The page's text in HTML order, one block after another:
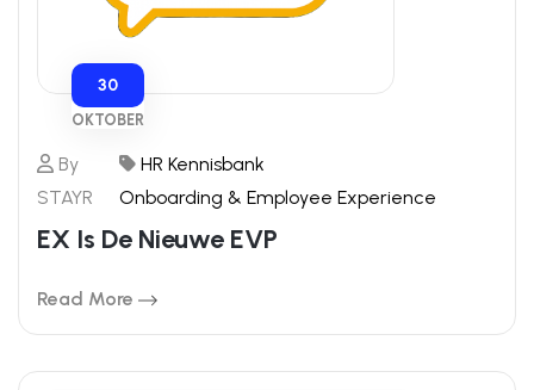
By
STAYR
HR Kennisbank
Onboarding & Employee Experience
EX Is De Nieuwe EVP
Read More
30
OKTOBER